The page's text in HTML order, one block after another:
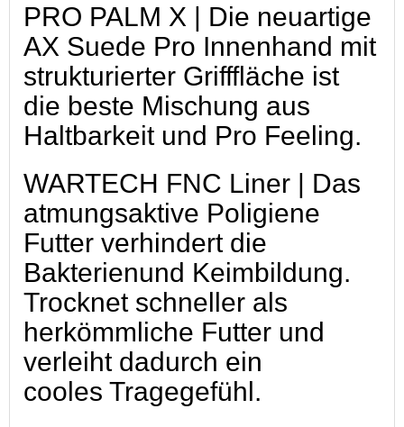
PRO PALM X | Die neuartige
AX Suede Pro Innenhand mit
strukturierter Grifffläche ist
die beste Mischung aus
Haltbarkeit und Pro Feeling.
WARTECH FNC Liner | Das
atmungsaktive Poligiene
Futter verhindert die
Bakterienund Keimbildung.
Trocknet schneller als
herkömmliche Futter und
verleiht dadurch ein
cooles Tragegefühl.